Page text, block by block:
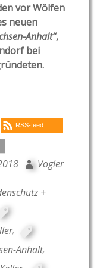
vor Wölfen
neuen
Anhalt“,
bei
RSS-feed
Vogler
+
,
Anhalt,